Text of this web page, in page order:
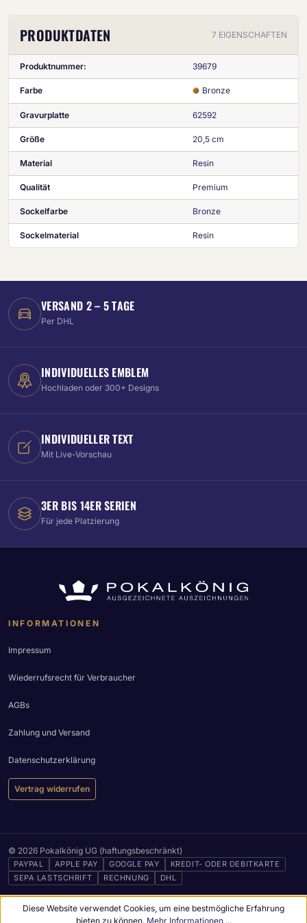
PRODUKTDATEN 7 EIGENSCHAFTEN
Produktnummer: 39679
Farbe Bronze
Gravurplatte 62592
Größe 20,5 cm
Material Resin
Qualität Premium
Sockelfarbe Bronze
Sockelmaterial Resin
VERSAND 2 – 5 TAGE
Per DHL
INDIVIDUELLES EMBLEM
Hochladen oder 300+ Designs
INDIVIDUELLER TEXT
Mit Live-Vorschau
3ER BIS 14ER SERIEN
Für jede Platzierung
INFORMATIONEN
Impressum
Wiederrufsrecht für Verbraucher
AGBs
Zahlung und Versand
Datenschutzerklärung
Vertrag widerrufen
© 2026 Pokalkönig UG (haftungsbeschränkt)
PAYPAL APPLE PAY GOOGLE PAY
KREDIT- ODER DEBITKARTE
SEPA LASTSCHRIFT
RECHNUNG DHL
Diese Website verwendet Cookies, um eine bestmögliche Erfahrung
bieten zu können. Mehr Informationen ...